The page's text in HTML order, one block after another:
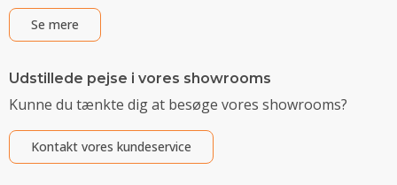
Se mere
Udstillede pejse i vores showrooms
Kunne du tænkte dig at besøge vores showrooms?
Kontakt vores kundeservice